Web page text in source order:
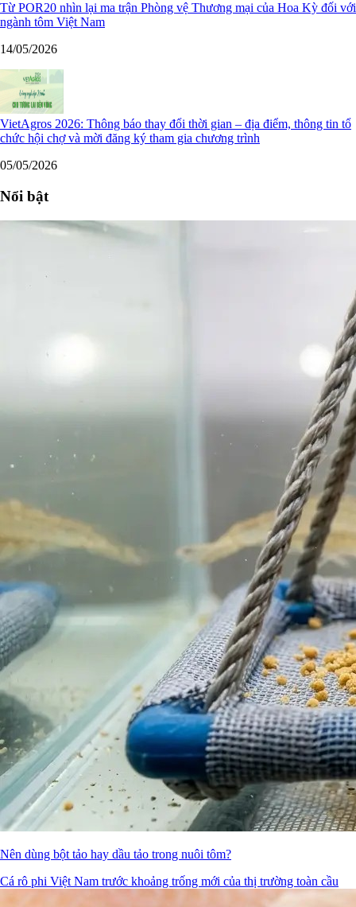
Từ POR20 nhìn lại ma trận Phòng vệ Thương mại của Hoa Kỳ đối với
ngành tôm Việt Nam
14/05/2026
VietAgros 2026: Thông báo thay đổi thời gian – địa điểm, thông tin tổ
chức hội chợ và mời đăng ký tham gia chương trình
05/05/2026
Nổi bật
Nên dùng bột tảo hay dầu tảo trong nuôi tôm?
Cá rô phi Việt Nam trước khoảng trống mới của thị trường toàn cầu